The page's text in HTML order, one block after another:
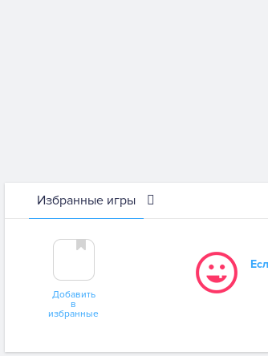
Избранные игры
Добавить
в
избранные